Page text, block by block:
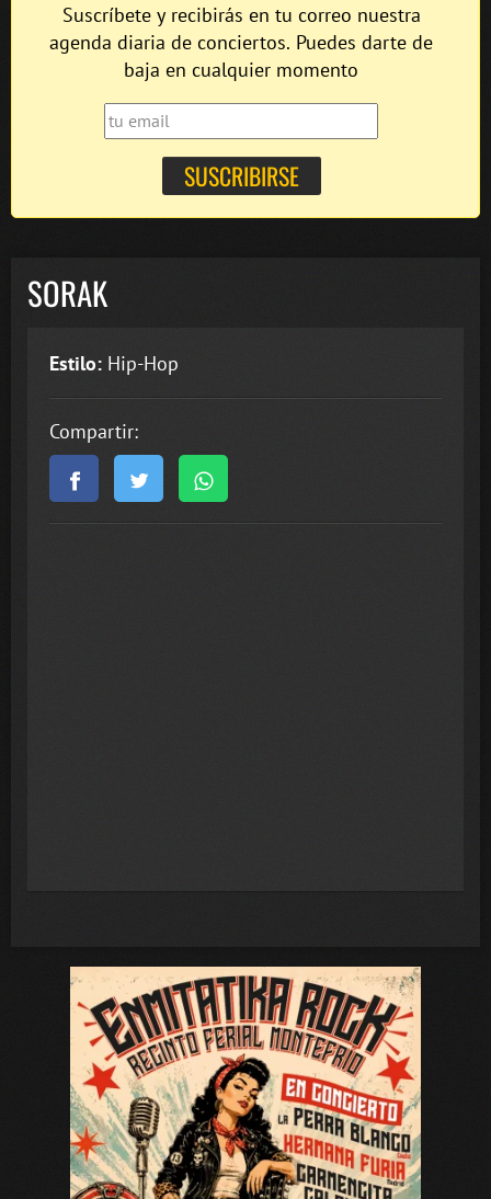
Suscríbete y recibirás en tu correo nuestra
agenda diaria de conciertos. Puedes darte de
baja en cualquier momento
SORAK
Estilo: Hip-Hop
Compartir: